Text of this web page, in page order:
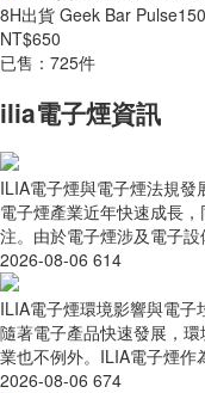
8H出貨 Geek Bar
NT$650
已售：725件
ilia電子煙資訊
ILIA電子煙與電子煙法規發
電子煙產業近年快速成長
注。由於電子煙涉及電子
2026-08-06 614
ILIA電子煙環境影響與電子
隨著電子產品快速發展，
業也不例外。ILIA電子煙作
2026-08-06 674